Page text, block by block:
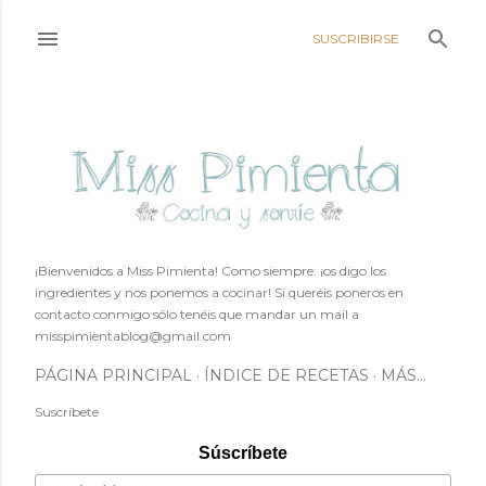
SUSCRIBIRSE
¡Bienvenidos a Miss Pimienta! Como siempre: ¡os digo los
ingredientes y nos ponemos a cocinar! Si queréis poneros en
contacto conmigo sólo tenéis que mandar un mail a
misspimientablog@gmail.com
PÁGINA PRINCIPAL ÍNDICE DE RECETAS MÁS…
Suscríbete
Súscríbete